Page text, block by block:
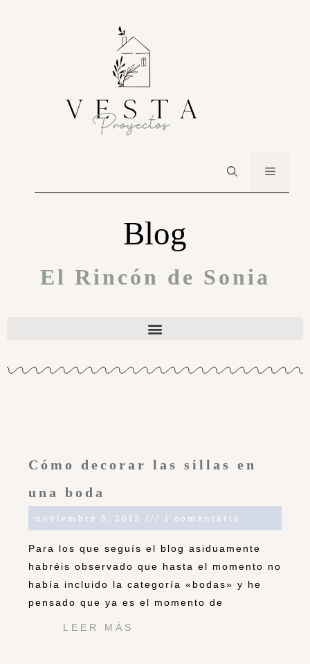
Blog
El Rincón de Sonia
Cómo decorar las sillas en
una boda
noviembre 5, 2012 1 comentario
Para los que seguís el blog asiduamente
habréis observado que hasta el momento no
había incluido la categoría «bodas» y he
pensado que ya es el momento de
LEER MÁS